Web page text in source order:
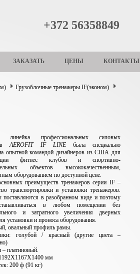
+372 56358849
ЗАКАЗАТЬ ЦЕНЫ КОНТАКТЫ
Грузоблочные тренажеры IF(эконом)
линейка профессиональных силовых
AEROFIT IF LINE была специально
опытной командой дизайнеров из США для
фитнес клубов и спортивно-
объектов высококачественным,
оборудованием по доступной цене.
преимуществ тренажеров серии IF –
транспортировки и установки тренажеров.
поставляются в разобранном виде и поэтому
в любом помещении без
и затратного увеличения дверных
установки и проноса оборудования.
овальный профиль рамы.
голубой / красный (другие цвета –
платиновый.
мм
200 ф (91 кг)